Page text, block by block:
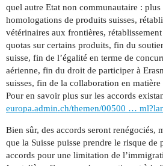
quel autre Etat non communautaire : plus
homologations de produits suisses,
vétérinaires aux frontières,
quotas sur certains produits, fin du
suisse, fin de l’égalité en terme de
aérienne, fin du droit de participer à
suisses, fin de la collaboration en
Pour en savoir plus sur les accords
europa.admin.ch/themen/00500 …
Bien sûr, des accords seront renégociés,
que la Suisse puisse prendre le risque de
accords pour une limitation de